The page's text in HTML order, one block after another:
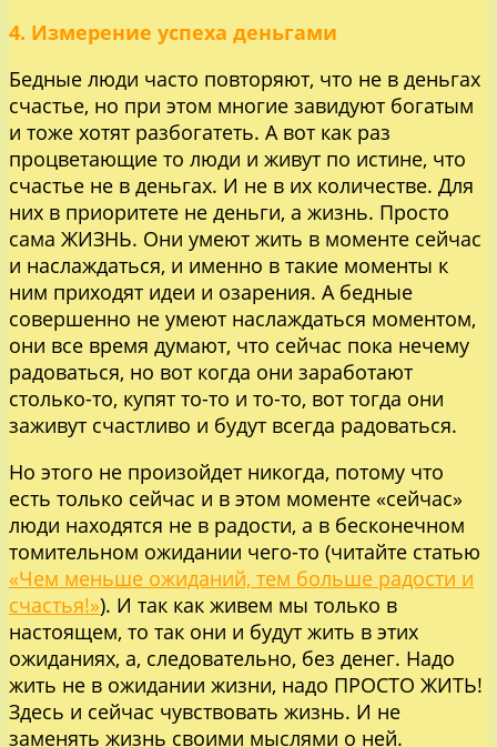
4. Измерение успеха деньгами
Бедные люди часто повторяют, что не в деньгах
счастье, но при этом многие завидуют богатым
и тоже хотят разбогатеть. А вот как раз
процветающие то люди и живут по истине, что
счастье не в деньгах. И не в их количестве. Для
них в приоритете не деньги, а жизнь. Просто
сама ЖИЗНЬ. Они умеют жить в моменте сейчас
и наслаждаться, и именно в такие моменты к
ним приходят идеи и озарения. А бедные
совершенно не умеют наслаждаться моментом,
они все время думают, что сейчас пока нечему
радоваться, но вот когда они заработают
столько-то, купят то-то и то-то, вот тогда они
заживут счастливо и будут всегда радоваться.
Но этого не произойдет никогда, потому что
есть только сейчас и в этом моменте «сейчас»
люди находятся не в радости, а в бесконечном
томительном ожидании чего-то (читайте статью
«Чем меньше ожиданий, тем больше радости и
счастья!»). И так как живем мы только в
настоящем, то так они и будут жить в этих
ожиданиях, а, следовательно, без денег. Надо
жить не в ожидании жизни, надо ПРОСТО ЖИТЬ!
Здесь и сейчас чувствовать жизнь. И не
заменять жизнь своими мыслями о ней.